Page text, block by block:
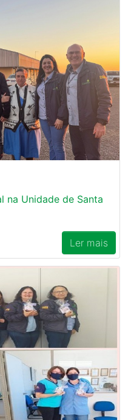
na Unidade de Santa
Ler mais